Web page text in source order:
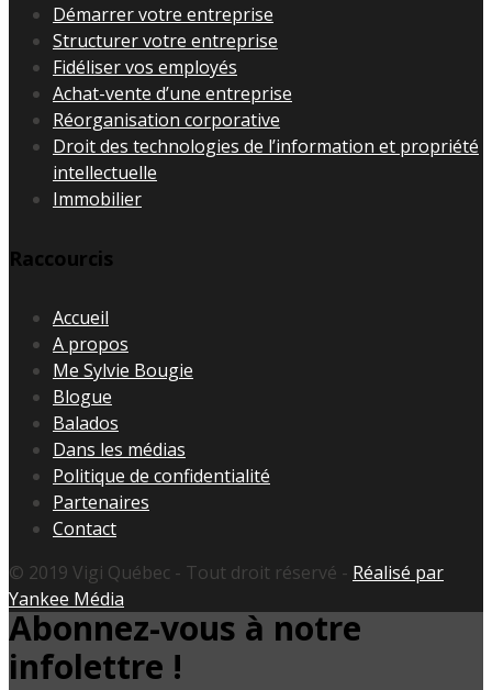
Démarrer votre entreprise
Structurer votre entreprise
Fidéliser vos employés
Achat-vente d’une entreprise
Réorganisation corporative
Droit des technologies de l’information et propriété
intellectuelle
Immobilier
Raccourcis
Accueil
A propos
Me Sylvie Bougie
Blogue
Balados
Dans les médias
Politique de confidentialité
Partenaires
Contact
© 2019 Vigi Québec - Tout droit réservé - Réalisé par
Yankee Média
Abonnez-vous à notre
infolettre !